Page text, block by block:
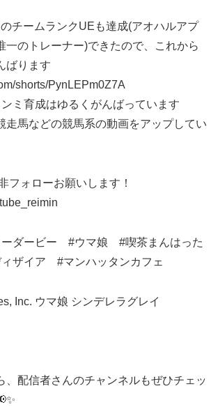
チームランクUEも達成(アオハルアプ
一のトレーナー)できたので、これから
ばります
shorts/PynLEPm0Z7A
ミ育成はゆるくがんばっています
走馬などの競馬系の動画をアップしてい
フォローお願いします！
ーダービー #ウマ娘 #喫茶まんはった
ザイア #マンハッタンカフェ
Inc. ウマ娘 シンデレラグレイ
、配信者さんのチャンネルもぜひチェッ